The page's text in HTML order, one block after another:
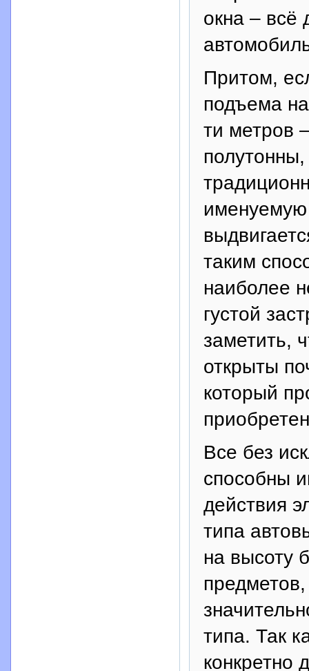
окна – всё
Притом,
подъема
ти метров
именуемую
таким
наиболее
густой
заметить,
открыты
который
Все без
способны
действия
типа
на высоту
типа. Так
конкретно